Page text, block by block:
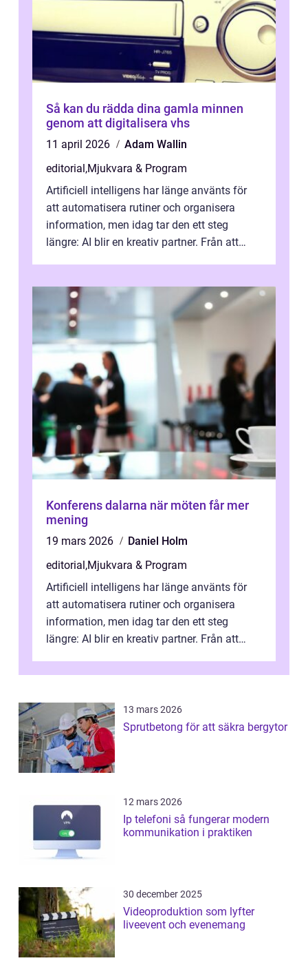
Så kan du rädda dina gamla minnen
genom att digitalisera vhs
11 april 2026
Adam Wallin
editorial ,Mjukvara & Program
Artificiell intelligens har länge använts för
att automatisera rutiner och organisera
information, men idag tar den ett steg
längre: AI blir en kreativ partner. Från att
Konferens dalarna när möten får mer
mening
19 mars 2026
Daniel Holm
editorial ,Mjukvara & Program
Artificiell intelligens har länge använts för
att automatisera rutiner och organisera
information, men idag tar den ett steg
längre: AI blir en kreativ partner. Från att
13 mars 2026
Sprutbetong för att säkra bergytor
12 mars 2026
Ip telefoni så fungerar modern
kommunikation i praktiken
30 december 2025
Videoproduktion som lyfter
liveevent och evenemang